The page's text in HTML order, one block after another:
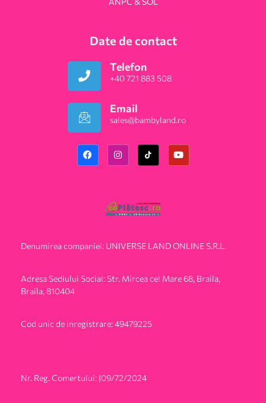
Date de contact
Telefon
+40 721 883 508
Email
sales@bambyland.ro​
Denumirea companiei: UNIVERSE LAND ONLINE S.R.L.
Adresa Sediului Social: Str. Mircea cel Mare 68, Braila,
Braila, 810404
Cod unic de inregistrare: 49479225
Nr. Reg. Comertului: J09/72/2024